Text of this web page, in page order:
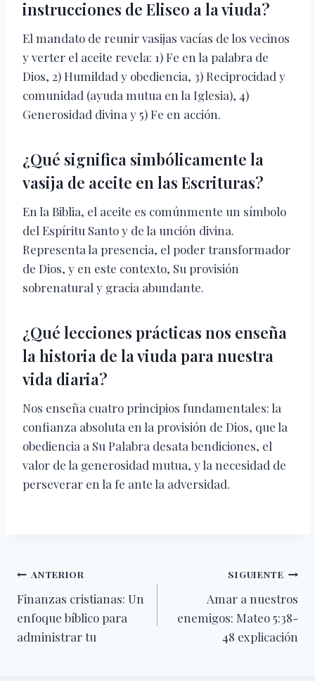
instrucciones de Eliseo a la viuda?
El mandato de reunir vasijas vacías de los vecinos
y verter el aceite revela: 1) Fe en la palabra de
Dios, 2) Humildad y obediencia, 3) Reciprocidad y
comunidad (ayuda mutua en la Iglesia), 4)
Generosidad divina y 5) Fe en acción.
¿Qué significa simbólicamente la
vasija de aceite en las Escrituras?
En la Biblia, el aceite es comúnmente un símbolo
del Espíritu Santo y de la unción divina.
Representa la presencia, el poder transformador
de Dios, y en este contexto, Su provisión
sobrenatural y gracia abundante.
¿Qué lecciones prácticas nos enseña
la historia de la viuda para nuestra
vida diaria?
Nos enseña cuatro principios fundamentales: la
confianza absoluta en la provisión de Dios, que la
obediencia a Su Palabra desata bendiciones, el
valor de la generosidad mutua, y la necesidad de
perseverar en la fe ante la adversidad.
Navegación
de
entradas
ANTERIOR
Finanzas cristianas: Un
enfoque bíblico para
administrar tu
SIGUIENTE
Amar a nuestros
enemigos: Mateo 5:38-
48 explicación